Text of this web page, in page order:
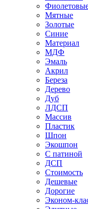
Мятные
Золотые
Синие
Материал
МДФ
Эмаль
Акрил
Береза
Дерево
Дуб
ЛДСП
Массив
Пластик
Шпон
Экошпон
С патиной
ДСП
Стоимость
Дешевые
Дорогие
Эконом-